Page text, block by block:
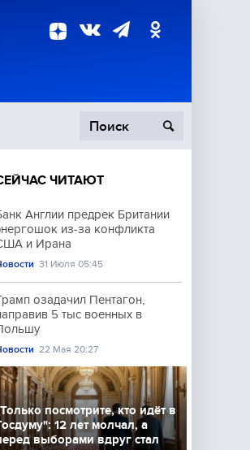
ЧИТАЮТ
Англии предрек Британии
из-за конфликта
и Ирана
31 Июля 05:45
озадачил Пентагон,
5 тыс военных в
22 Мая 20:27
посмотрите, кто идёт в
12 лет молчал, а
выборами вдруг стал